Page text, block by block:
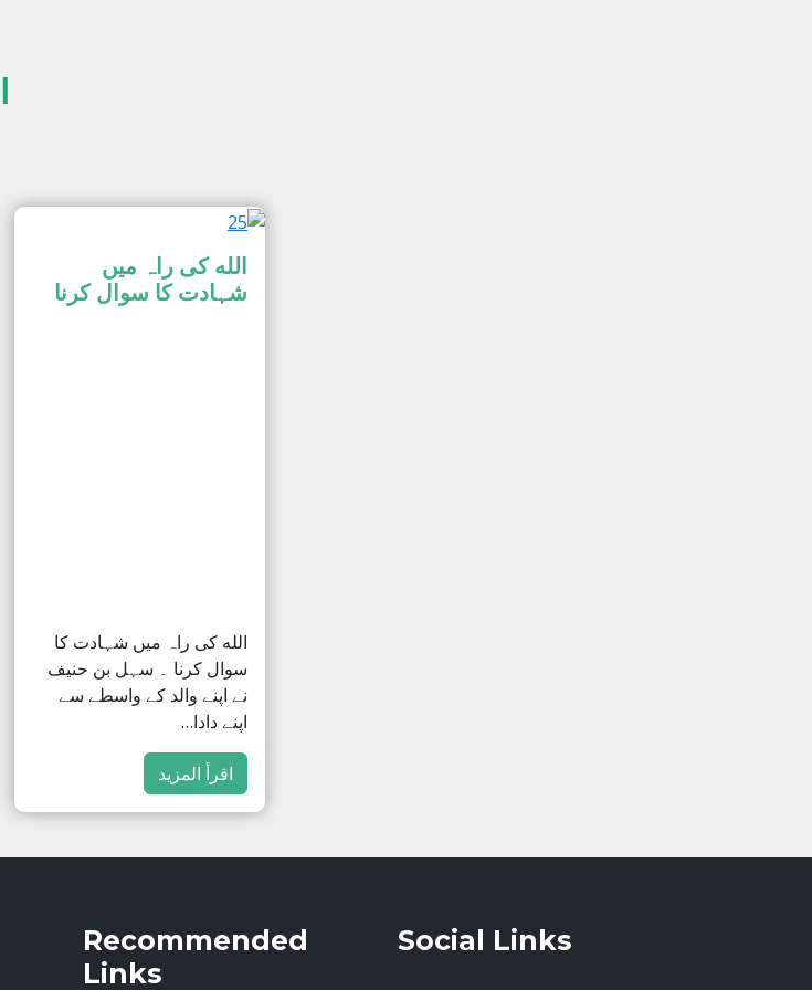
الله کی راہ میں
شہادت کا سوال کرنا
الله کی راہ میں شہادت کا
سوال کرنا ۔ سہل بن حنیف
نے اپنے والد کے واسطے سے
اپنے دادا…
اقرأ المزيد
Recommended
Links
Social Links